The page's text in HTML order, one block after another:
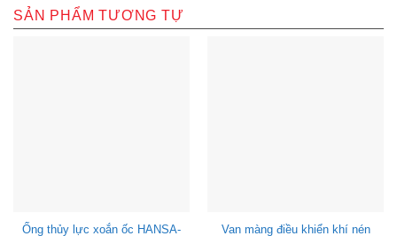
SẢN PHẨM TƯƠNG TỰ
Ống thủy lực xoắn ốc HANSA-
Van màng điều khiển khí nén